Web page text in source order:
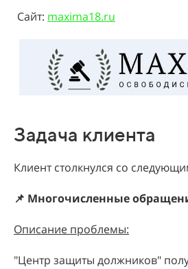
Сайт: maxima18.ru
Задача клиента
Клиент столкнулся со
📌 Многочисленные
Описание проблемы:
"Центр защиты должников"